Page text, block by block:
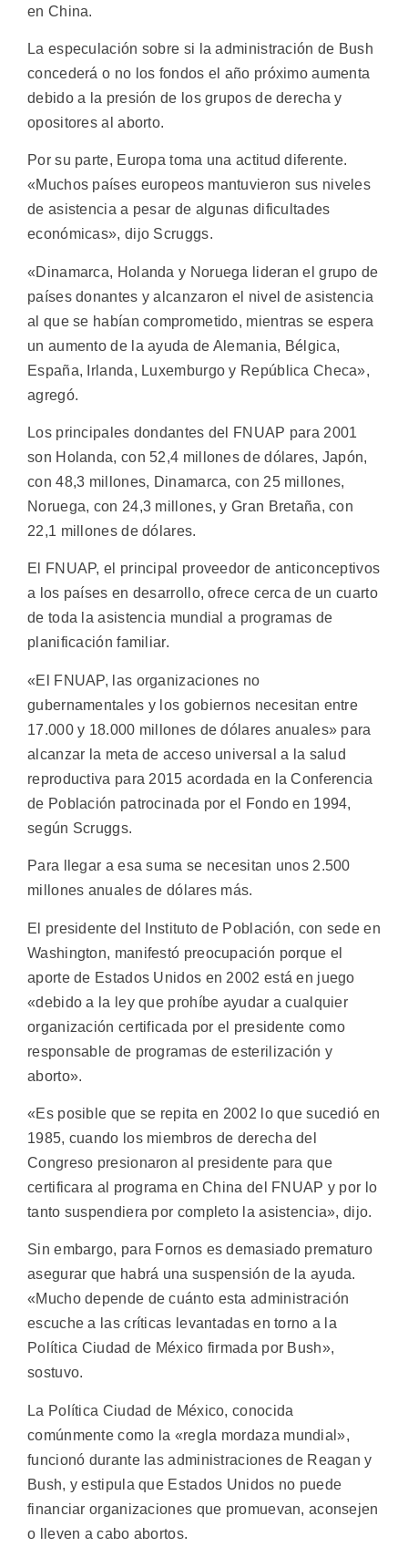
en China.
La especulación sobre si la administración de Bush
concederá o no los fondos el año próximo aumenta
debido a la presión de los grupos de derecha y
opositores al aborto.
Por su parte, Europa toma una actitud diferente.
«Muchos países europeos mantuvieron sus niveles
de asistencia a pesar de algunas dificultades
económicas», dijo Scruggs.
«Dinamarca, Holanda y Noruega lideran el grupo de
países donantes y alcanzaron el nivel de asistencia
al que se habían comprometido, mientras se espera
un aumento de la ayuda de Alemania, Bélgica,
España, Irlanda, Luxemburgo y República Checa»,
agregó.
Los principales dondantes del FNUAP para 2001
son Holanda, con 52,4 millones de dólares, Japón,
con 48,3 millones, Dinamarca, con 25 millones,
Noruega, con 24,3 millones, y Gran Bretaña, con
22,1 millones de dólares.
El FNUAP, el principal proveedor de anticonceptivos
a los países en desarrollo, ofrece cerca de un cuarto
de toda la asistencia mundial a programas de
planificación familiar.
«El FNUAP, las organizaciones no
gubernamentales y los gobiernos necesitan entre
17.000 y 18.000 millones de dólares anuales» para
alcanzar la meta de acceso universal a la salud
reproductiva para 2015 acordada en la Conferencia
de Población patrocinada por el Fondo en 1994,
según Scruggs.
Para llegar a esa suma se necesitan unos 2.500
millones anuales de dólares más.
El presidente del Instituto de Población, con sede en
Washington, manifestó preocupación porque el
aporte de Estados Unidos en 2002 está en juego
«debido a la ley que prohíbe ayudar a cualquier
organización certificada por el presidente como
responsable de programas de esterilización y
aborto».
«Es posible que se repita en 2002 lo que sucedió en
1985, cuando los miembros de derecha del
Congreso presionaron al presidente para que
certificara al programa en China del FNUAP y por lo
tanto suspendiera por completo la asistencia», dijo.
Sin embargo, para Fornos es demasiado prematuro
asegurar que habrá una suspensión de la ayuda.
«Mucho depende de cuánto esta administración
escuche a las críticas levantadas en torno a la
Política Ciudad de México firmada por Bush»,
sostuvo.
La Política Ciudad de México, conocida
comúnmente como la «regla mordaza mundial»,
funcionó durante las administraciones de Reagan y
Bush, y estipula que Estados Unidos no puede
financiar organizaciones que promuevan, aconsejen
o lleven a cabo abortos.